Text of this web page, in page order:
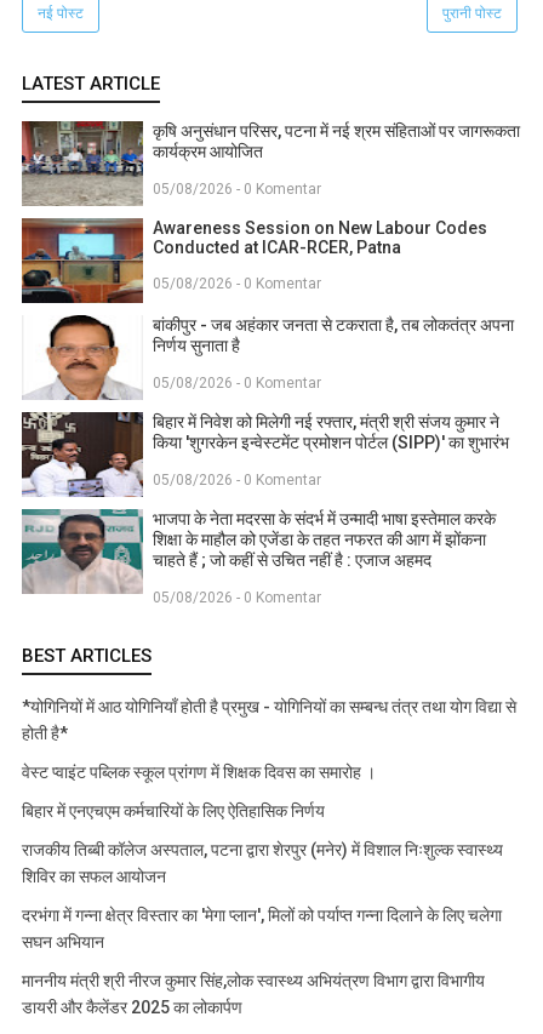
नई पोस्ट पुरानी पोस्ट
LATEST ARTICLE
कृषि अनुसंधान परिसर, पटना में नई श्रम संहिताओं पर जागरूकता
कार्यक्रम आयोजित
05/08/2026 - 0 Komentar
Awareness Session on New Labour Codes
Conducted at ICAR-RCER, Patna
05/08/2026 - 0 Komentar
बांकीपुर - जब अहंकार जनता से टकराता है, तब लोकतंत्र अपना
निर्णय सुनाता है
05/08/2026 - 0 Komentar
बिहार में निवेश को मिलेगी नई रफ्तार, मंत्री श्री संजय कुमार ने
किया 'शुगरकेन इन्वेस्टमेंट प्रमोशन पोर्टल (SIPP)' का शुभारंभ
05/08/2026 - 0 Komentar
भाजपा के नेता मदरसा के संदर्भ में उन्मादी भाषा इस्तेमाल करके
शिक्षा के माहौल को एजेंडा के तहत नफरत की आग में झोंकना
चाहते हैं ; जो कहीं से उचित नहीं है : एजाज अहमद
05/08/2026 - 0 Komentar
BEST ARTICLES
*योगिनियों में आठ योगिनियाँ होती है प्रमुख - योगिनियों का सम्बन्ध तंत्र तथा योग विद्या से
होती है*
वेस्ट प्वाइंट पब्लिक स्कूल प्रांगण में शिक्षक दिवस का समारोह ।
बिहार में एनएचएम कर्मचारियों के लिए ऐतिहासिक निर्णय
राजकीय तिब्बी कॉलेज अस्पताल, पटना द्वारा शेरपुर (मनेर) में विशाल निःशुल्क स्वास्थ्य
शिविर का सफल आयोजन
दरभंगा में गन्ना क्षेत्र विस्तार का 'मेगा प्लान', मिलों को पर्याप्त गन्ना दिलाने के लिए चलेगा
सघन अभियान
माननीय मंत्री श्री नीरज कुमार सिंह,लोक स्वास्थ्य अभियंत्रण विभाग द्वारा विभागीय
डायरी और कैलेंडर 2025 का लोकार्पण